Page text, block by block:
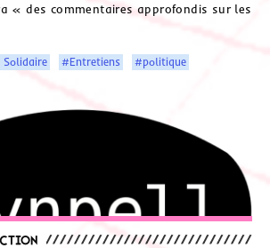
« des commentaires approfondis sur les
Solidaire #Entretiens #politique